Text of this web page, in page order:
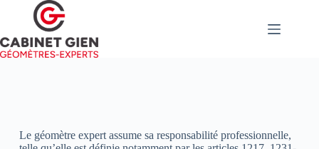
Le géomètre expert assume sa responsabilité professionnelle,